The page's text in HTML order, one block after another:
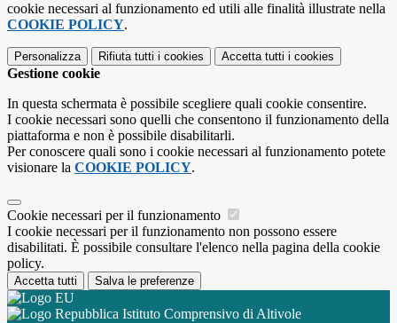
cookie necessari al funzionamento ed utili alle finalità illustrate nella
COOKIE POLICY.
Personalizza Rifiuta tutti i cookies Accetta tutti i cookies
Gestione cookie
In questa schermata è possibile scegliere quali cookie consentire.
I cookie necessari sono quelli che consentono il funzionamento della
piattaforma e non è possibile disabilitarli.
Per conoscere quali sono i cookie necessari al funzionamento potete
visionare la COOKIE POLICY.
Cookie necessari per il funzionamento
I cookie necessari per il funzionamento non possono essere
disabilitati. È possibile consultare l'elenco nella pagina della cookie
policy.
Accetta tutti Salva le preferenze
Istituto Comprensivo di Altivole